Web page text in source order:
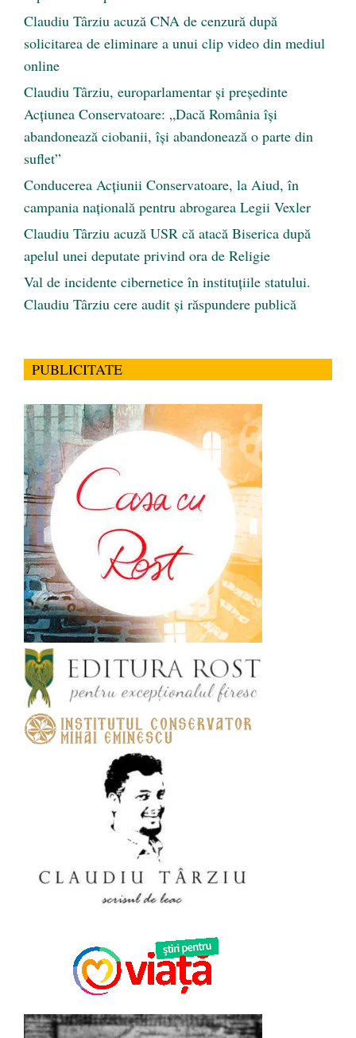
Claudiu Târziu acuză CNA de cenzură după
solicitarea de eliminare a unui clip video din mediul
online
Claudiu Târziu, europarlamentar și președinte
Acțiunea Conservatoare: „Dacă România își
abandonează ciobanii, își abandonează o parte din
suflet”
Conducerea Acțiunii Conservatoare, la Aiud, în
campania națională pentru abrogarea Legii Vexler
Claudiu Târziu acuză USR că atacă Biserica după
apelul unei deputate privind ora de Religie
Val de incidente cibernetice în instituțiile statului.
Claudiu Târziu cere audit și răspundere publică
PUBLICITATE